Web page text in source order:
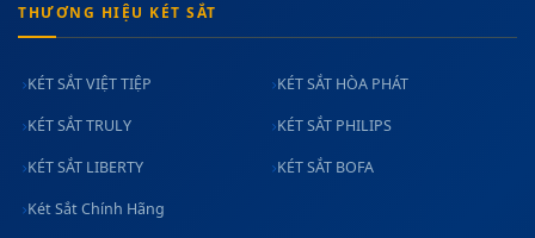
THƯƠNG HIỆU KÉT SẮT
KÉT SẮT VIỆT TIỆP KÉT SẮT HÒA PHÁT
KÉT SẮT TRULY KÉT SẮT PHILIPS
KÉT SẮT LIBERTY KÉT SẮT BOFA
Két Sắt Chính Hãng